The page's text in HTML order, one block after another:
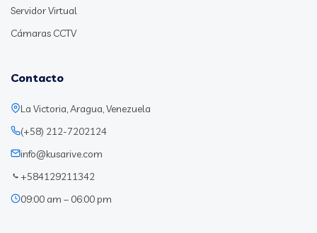
Servidor Virtual
Cámaras CCTV
Contacto
La Victoria, Aragua, Venezuela
(+58) 212-7202124
info@kusarive.com
+584129211342
09:00 am – 06:00 pm